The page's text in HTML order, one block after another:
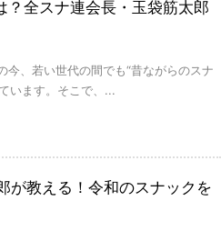
？全スナ連会長・玉袋筋太郎
、若い世代の間でも“昔ながらのスナ
います。そこで、...
が教える！令和のスナックを